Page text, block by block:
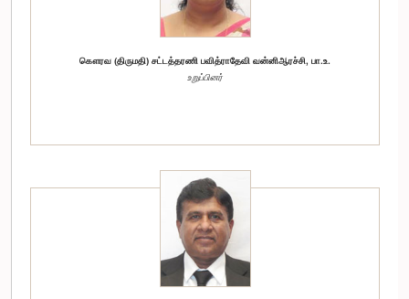
கௌரவ (திருமதி) சட்டத்தரணி பவித்ராதேவி வன்னிஆரச்சி, பா.உ.
உறுப்பினர்